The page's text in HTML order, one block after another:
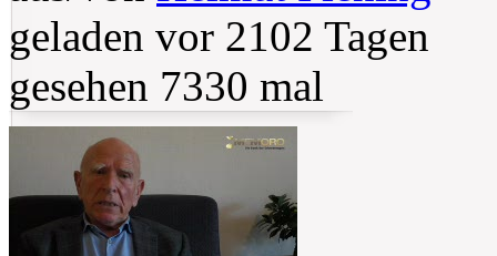
geladen vor 2102 Tagen
gesehen 7330 mal